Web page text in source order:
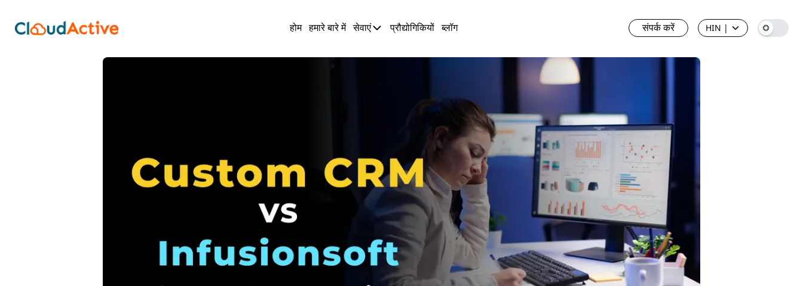
होम हमारे बारे में सेवाएं प्रौद्योगिकियों ब्लॉग संपर्क करें HIN |